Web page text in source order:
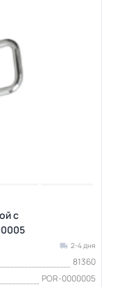
с
2-4 дня
81360
POR-0000005